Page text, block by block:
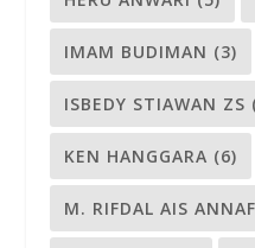
IMAM BUDIMAN (3)
ISBEDY STIAWAN ZS
KEN HANGGARA (6)
M. RIFDAL AIS